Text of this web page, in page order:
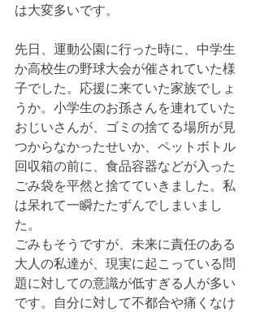
は大変多いです。
先日、運動公園に行った時に、中学生
か高校生の野球大会が催されていた様
子でした。応援に来ていた家族でしょ
うか。小学生のお孫さんを連れていた
おじいさんが、ゴミの捨てる場所が見
つからなかったせいか、ペットボトル
回収箱の前に、食品容器などが入った
ごみ袋を平然と捨てていきました。私
は呆れて一瞬たたずんでしまいまし
た。
ごみもそうですが、未来に責任のある
大人の私達が、現実に起こっている問
題に対しての意識が低すぎる人が多い
です。自分に対して不都合や痛くなけ